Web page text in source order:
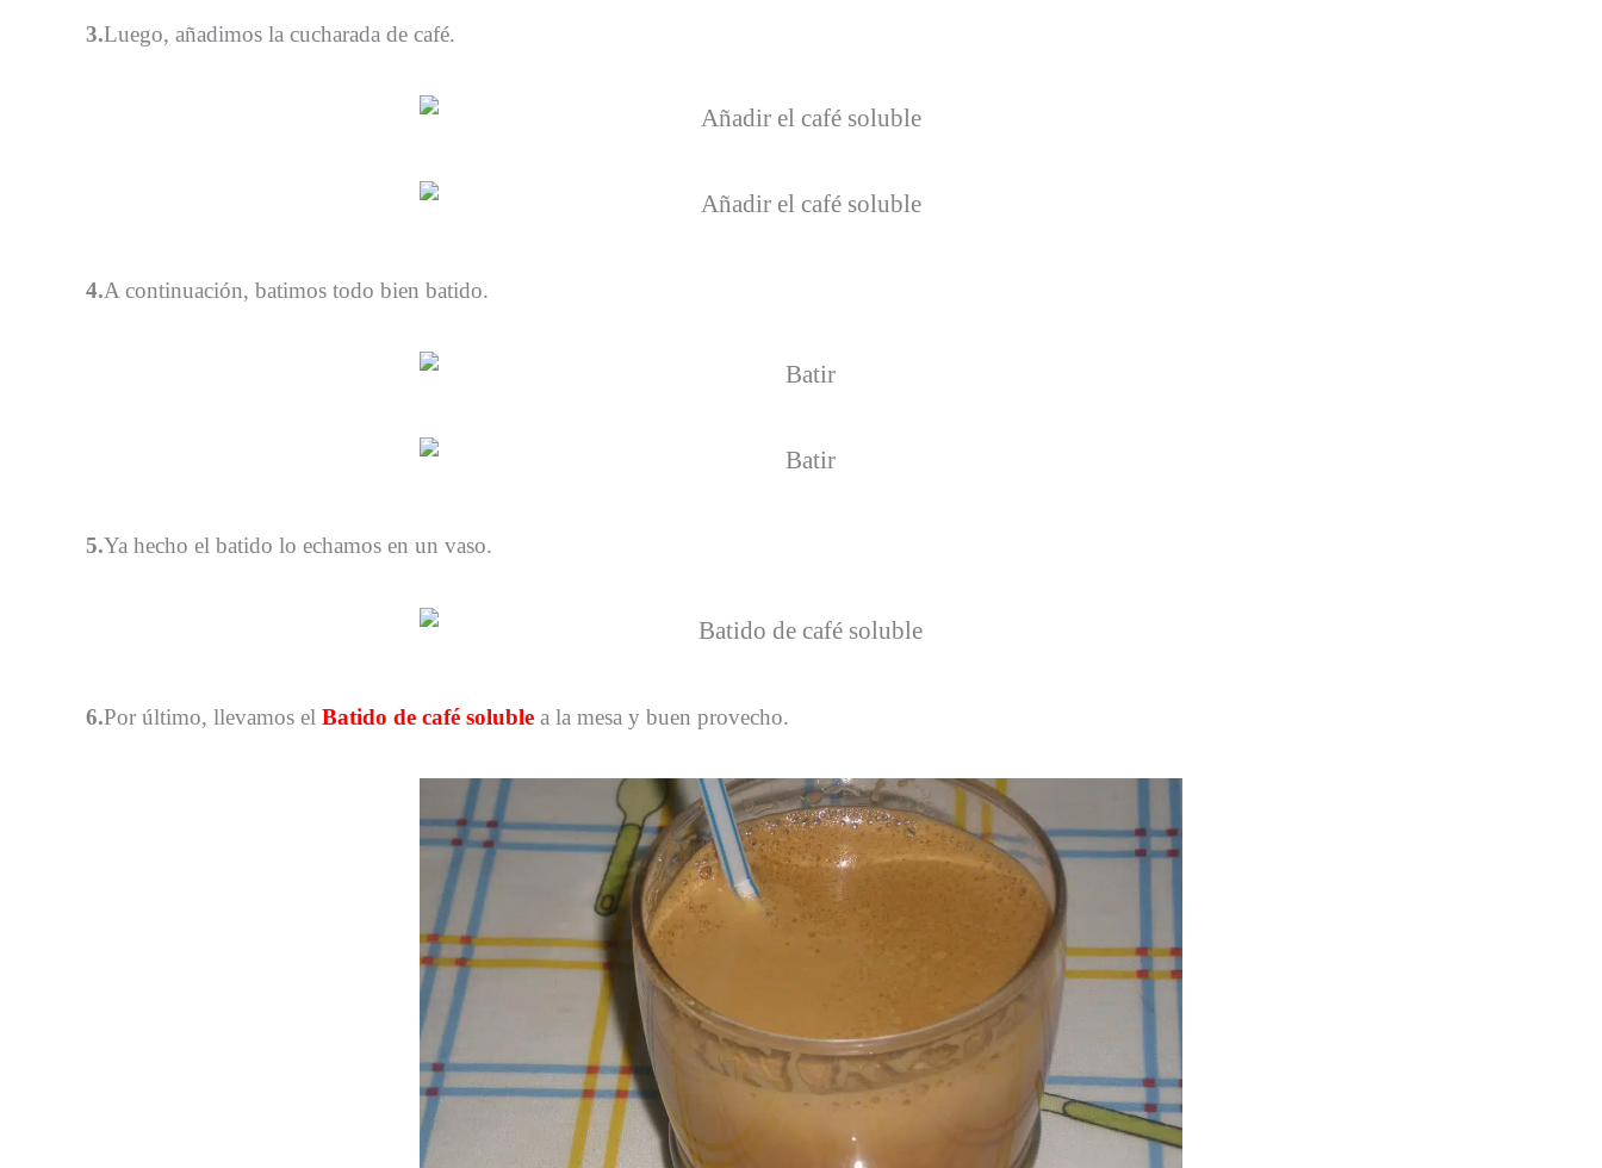
3.Luego, añadimos la cucharada de café.
4.A continuación, batimos todo bien batido.
5.Ya hecho el batido lo echamos en un vaso.
6.Por último, llevamos el Batido de café soluble a la mesa y buen provecho.